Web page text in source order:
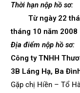
Thời hạn nộp hồ sơ:
Từ ngày 22
tháng 10 năm 2008
Địa điểm nộp hồ sơ:
Công ty TNHH
3B Láng Hạ, Ba
Gặp chị Hiền – Tổ